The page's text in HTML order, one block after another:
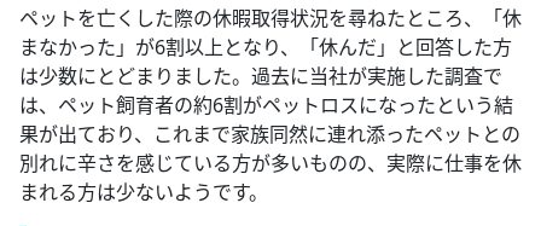
ペットを亡くした際の休暇取得状況を尋ねたところ、「休
まなかった」が6割以上となり、「休んだ」と回答した方
は少数にとどまりました。過去に当社が実施した調査で
は、ペット飼育者の約6割がペットロスになったという結
果が出ており、これまで家族同然に連れ添ったペットとの
別れに辛さを感じている方が多いものの、実際に仕事を休
まれる方は少ないようです。